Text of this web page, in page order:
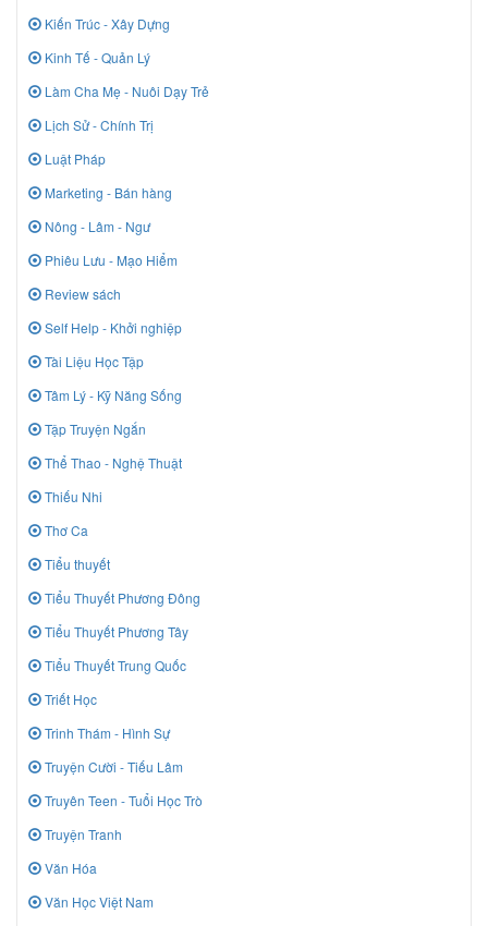
Kiến Trúc - Xây Dựng
Kinh Tế - Quản Lý
Làm Cha Mẹ - Nuôi Dạy Trẻ
Lịch Sử - Chính Trị
Luật Pháp
Marketing - Bán hàng
Nông - Lâm - Ngư
Phiêu Lưu - Mạo Hiểm
Review sách
Self Help - Khởi nghiệp
Tài Liệu Học Tập
Tâm Lý - Kỹ Năng Sống
Tập Truyện Ngắn
Thể Thao - Nghệ Thuật
Thiếu Nhi
Thơ Ca
Tiểu thuyết
Tiểu Thuyết Phương Đông
Tiểu Thuyết Phương Tây
Tiểu Thuyết Trung Quốc
Triết Học
Trinh Thám - Hình Sự
Truyện Cười - Tiếu Lâm
Truyên Teen - Tuổi Học Trò
Truyện Tranh
Văn Hóa
Văn Học Việt Nam